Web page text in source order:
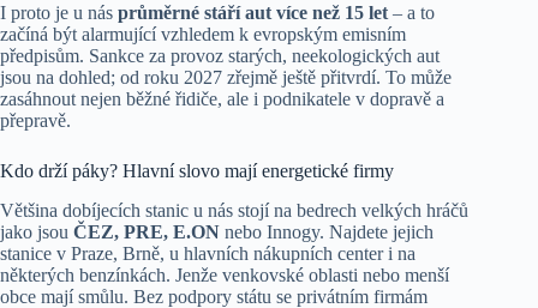
I proto je u nás průměrné stáří aut více než 15 let – a to
začíná být alarmující vzhledem k evropským emisním
předpisům. Sankce za provoz starých, neekologických aut
jsou na dohled; od roku 2027 zřejmě ještě přitvrdí. To může
zasáhnout nejen běžné řidiče, ale i podnikatele v dopravě a
přepravě.
Kdo drží páky? Hlavní slovo mají energetické firmy
Většina dobíjecích stanic u nás stojí na bedrech velkých hráčů
jako jsou ČEZ, PRE, E.ON nebo Innogy. Najdete jejich
stanice v Praze, Brně, u hlavních nákupních center i na
některých benzínkách. Jenže venkovské oblasti nebo menší
obce mají smůlu. Bez podpory státu se privátním firmám